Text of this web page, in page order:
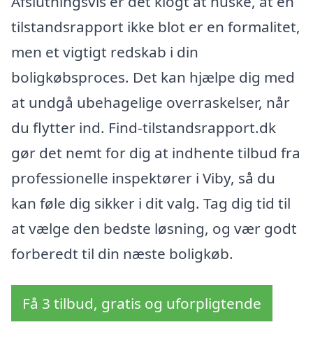
tilstandsrapport ikke blot er en formalitet,
men et vigtigt redskab i din
boligkøbsproces. Det kan hjælpe dig med
at undgå ubehagelige overraskelser, når
du flytter ind. Find-tilstandsrapport.dk
gør det nemt for dig at indhente tilbud fra
professionelle inspektører i Viby, så du
kan føle dig sikker i dit valg. Tag dig tid til
at vælge den bedste løsning, og vær godt
forberedt til din næste boligkøb.
Få 3 tilbud, gratis og uforpligtende